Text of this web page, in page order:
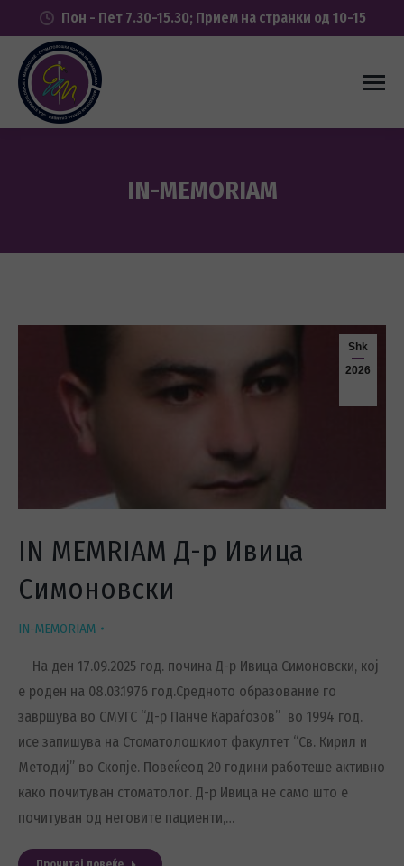
Пон - Пет 7.30-15.30; Прием на странки од 10-15
IN-MEMORIAM
Shk
2026
IN MEMRIAM Д-р Ивица
Симоновски
IN-MEMORIAM
На ден 17.09.2025 год. почина Д-р Ивица Симоновски, кој
е роден на 08.03.1976 год.Средното образование го
завршува во СМУГС “Д-р Панче Караѓозов” во 1994 год.
исе запишува на Стоматолошкиот факултет “Св. Кирил и
Методиј” во Скопје. Повеќеод 20 години работеше активно
како почитуван стоматолог. Д-р Ивица не само што е
почитуван од неговите пациенти,…